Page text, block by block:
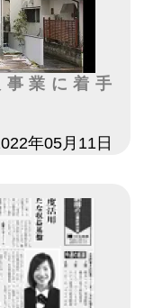
業に着手
年05月11日